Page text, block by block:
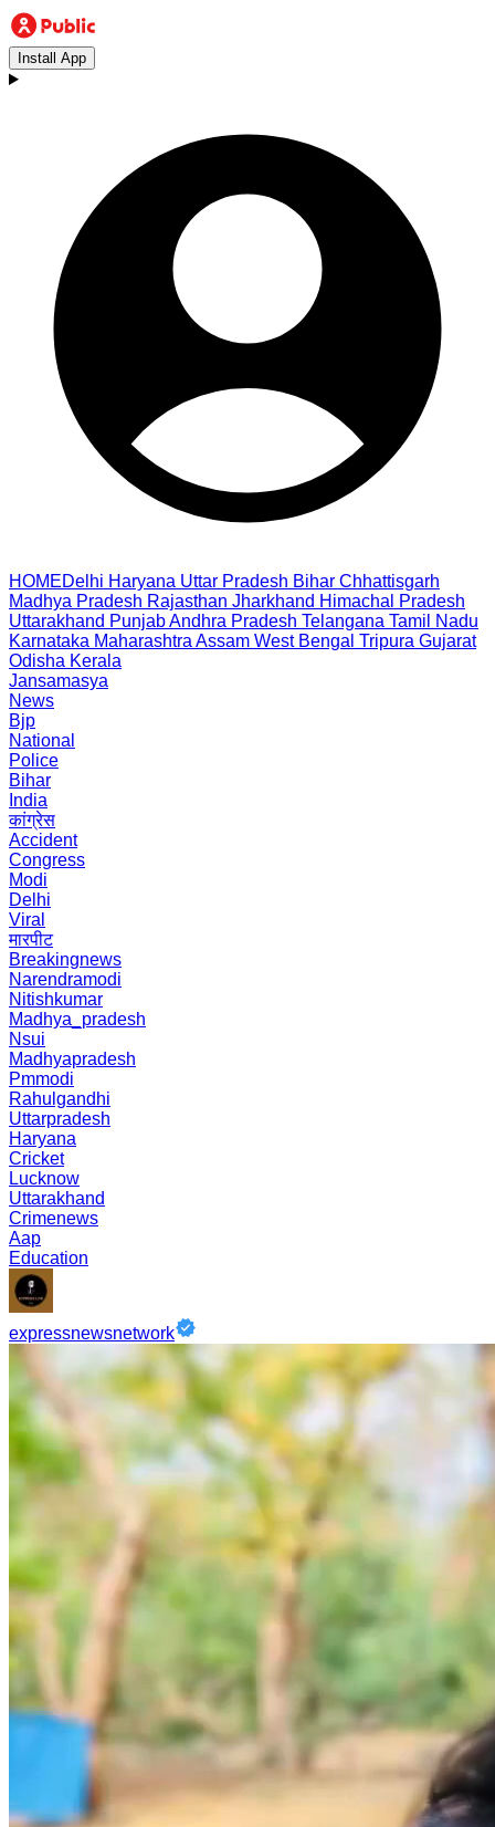
Install App
HOMEDelhi Haryana Uttar Pradesh Bihar Chhattisgarh
Madhya Pradesh Rajasthan Jharkhand Himachal Pradesh
Uttarakhand PunjabAndhra Pradesh Telangana Tamil Nadu
Karnataka Maharashtra Assam West Bengal Tripura Gujarat
Odisha Kerala
Jansamasya
News
Bjp
National
Police
Bihar
India
कांग्रेस
Accident
Congress
Modi
Delhi
Viral
मारपीट
Breakingnews
Narendramodi
Nitishkumar
Madhya_pradesh
Nsui
Madhyapradesh
Pmmodi
Rahulgandhi
Uttarpradesh
Haryana
Cricket
Lucknow
Uttarakhand
Crimenews
Aap
Education
expressnewsnetwork